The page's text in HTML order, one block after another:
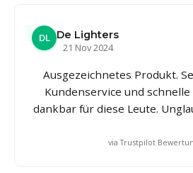
DL De Lighters
21 Nov 2024
Ausgezeichnetes Produkt.
Kundenservice und
dankbar für diese Leute.
via Trustpilot